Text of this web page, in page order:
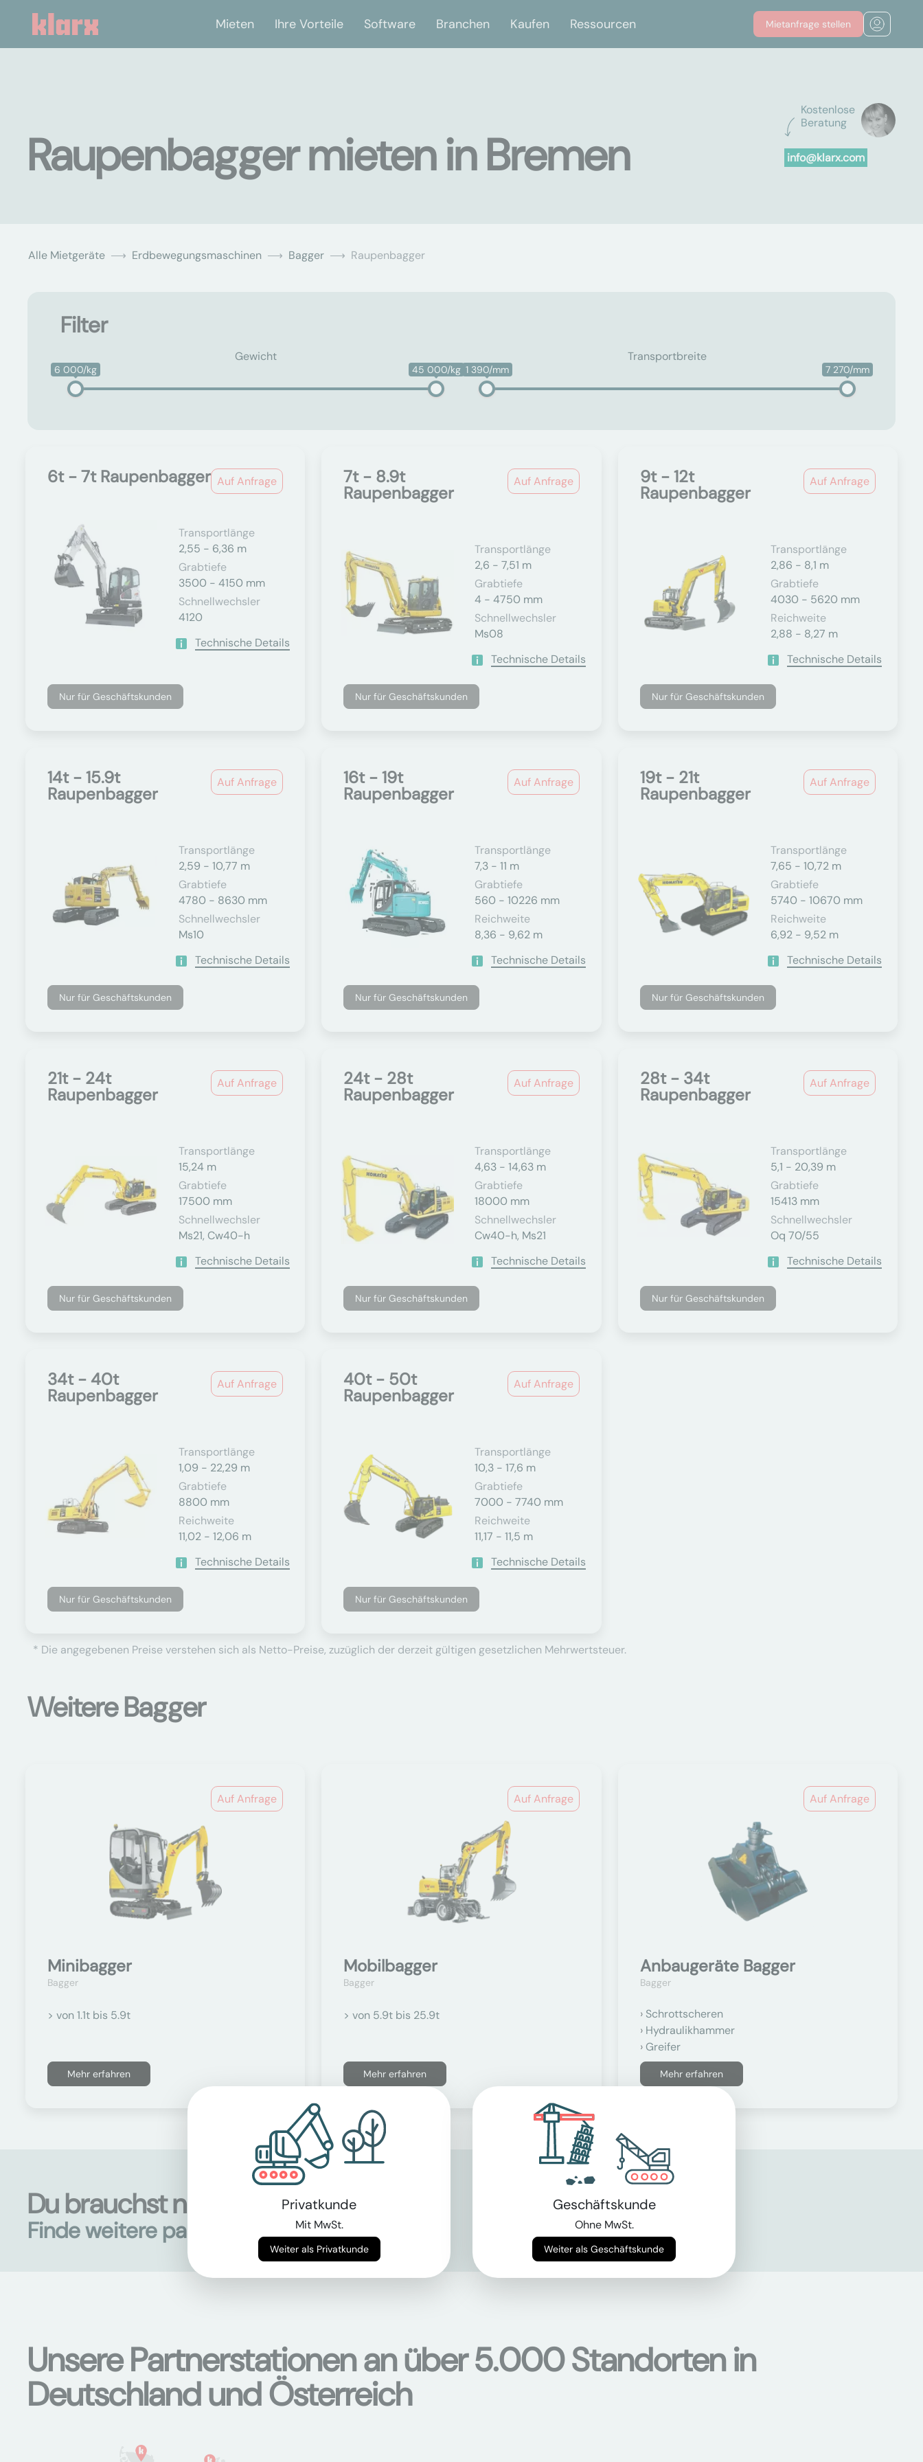
Mieten Ihre Vorteile Software Branchen Kaufen Ressourcen Mietanfrage stellen
Kostenlose
Beratung
info@klarx.com
Raupenbagger mieten in Bremen
Alle Mietgeräte Erdbewegungsmaschinen Bagger Raupenbagger
Filter
Gewicht
6 000/kg 45 000/kg
Transportbreite
1 390/mm 7 270/mm
Auf Anfrage
6t - 7t Raupenbagger
Transportlänge
2,55 - 6,36 m
Grabtiefe
3500 - 4150 mm
Schnellwechsler
4120
Technische Details
Nur für Geschäftskunden
Auf Anfrage
7t - 8.9t
Raupenbagger
Transportlänge
2,6 - 7,51 m
Grabtiefe
4 - 4750 mm
Schnellwechsler
Ms08
Technische Details
Nur für Geschäftskunden
Auf Anfrage
9t - 12t
Raupenbagger
Transportlänge
2,86 - 8,1 m
Grabtiefe
4030 - 5620 mm
Reichweite
2,88 - 8,27 m
Technische Details
Nur für Geschäftskunden
Auf Anfrage
14t - 15.9t
Raupenbagger
Transportlänge
2,59 - 10,77 m
Grabtiefe
4780 - 8630 mm
Schnellwechsler
Ms10
Technische Details
Nur für Geschäftskunden
Auf Anfrage
16t - 19t
Raupenbagger
Transportlänge
7,3 - 11 m
Grabtiefe
560 - 10226 mm
Reichweite
8,36 - 9,62 m
Technische Details
Nur für Geschäftskunden
Auf Anfrage
19t - 21t
Raupenbagger
Transportlänge
7,65 - 10,72 m
Grabtiefe
5740 - 10670 mm
Reichweite
6,92 - 9,52 m
Technische Details
Nur für Geschäftskunden
Auf Anfrage
21t - 24t
Raupenbagger
Transportlänge
15,24 m
Grabtiefe
17500 mm
Schnellwechsler
Ms21, Cw40-h
Technische Details
Nur für Geschäftskunden
Auf Anfrage
24t - 28t
Raupenbagger
Transportlänge
4,63 - 14,63 m
Grabtiefe
18000 mm
Schnellwechsler
Cw40-h, Ms21
Technische Details
Nur für Geschäftskunden
Auf Anfrage
28t - 34t
Raupenbagger
Transportlänge
5,1 - 20,39 m
Grabtiefe
15413 mm
Schnellwechsler
Oq 70/55
Technische Details
Nur für Geschäftskunden
Auf Anfrage
34t - 40t
Raupenbagger
Transportlänge
1,09 - 22,29 m
Grabtiefe
8800 mm
Reichweite
11,02 - 12,06 m
Technische Details
Nur für Geschäftskunden
Auf Anfrage
40t - 50t
Raupenbagger
Transportlänge
10,3 - 17,6 m
Grabtiefe
7000 - 7740 mm
Reichweite
11,17 - 11,5 m
Technische Details
Nur für Geschäftskunden
* Die angegebenen Preise verstehen sich als Netto-Preise, zuzüglich der derzeit gültigen gesetzlichen Mehrwertsteuer.
Weitere Bagger
Auf Anfrage
Minibagger
Bagger
> von 1.1t bis 5.9t
Mehr erfahren
Auf Anfrage
Mobilbagger
Bagger
> von 5.9t bis 25.9t
Mehr erfahren
Auf Anfrage
Anbaugeräte Bagger
Bagger
Schrottscheren
Hydraulikhammer
Greifer
Mehr erfahren
Du brauchst noch mehr als Bagger?
Finde weitere passende Maschinenhier
Unsere Partnerstationen an über 5.000 Standorten in
Deutschland und Österreich
Privatkunde
Mit MwSt.
Weiter als Privatkunde
Geschäftskunde
Ohne MwSt.
Weiter als Geschäftskunde